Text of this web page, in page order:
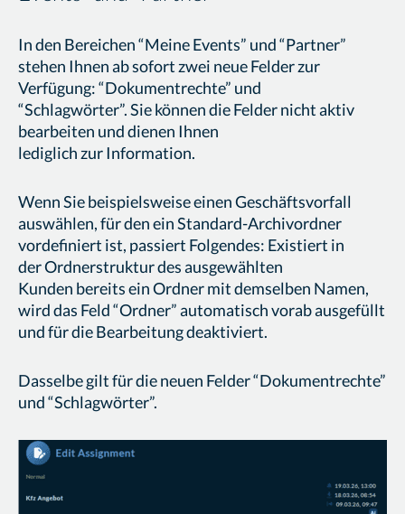
In den Bereichen “Meine Events” und “Partner”
stehen Ihnen ab sofort zwei neue Felder zur
Verfügung: “Dokumentrechte” und
“Schlagwörter”. Sie können die Felder nicht aktiv
bearbeiten und dienen Ihnen
lediglich zur Information.
Wenn Sie beispielsweise einen Geschäftsvorfall
auswählen, für den ein Standard-Archivordner
vordefiniert ist, passiert Folgendes: Existiert in
der Ordnerstruktur des ausgewählten
Kunden bereits ein Ordner mit demselben Namen,
wird das Feld “Ordner” automatisch vorab ausgefüllt
und für die Bearbeitung deaktiviert.
Dasselbe gilt für die neuen Felder “Dokumentrechte”
und “Schlagwörter”.